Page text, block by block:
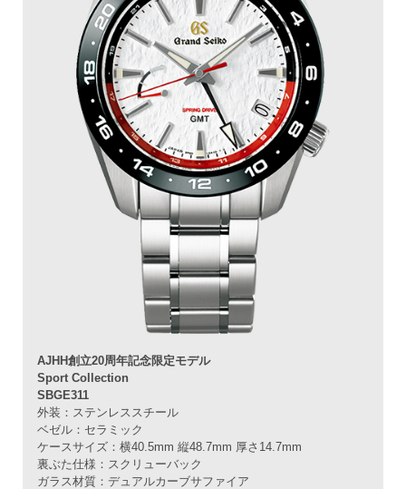
AJHH創立20周年記念限定モデル
Sport Collection
SBGE311
外装：ステンレススチール
ベゼル：セラミック
ケースサイズ：横40.5mm 縦48.7mm 厚さ14.7mm
裏ぶた仕様：スクリューバック
ガラス材質：デュアルカーブサファイア